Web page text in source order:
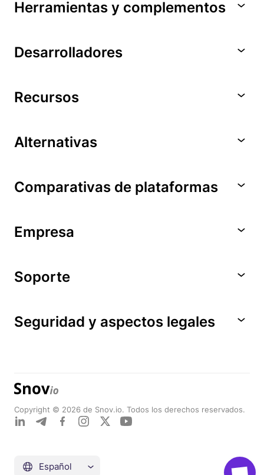
Herramientas y complementos
Desarrolladores
Recursos
Alternativas
Comparativas de plataformas
Empresa
Soporte
Seguridad y aspectos legales
Copyright © 2026 de Snov.io. Todos los derechos reservados.
Español